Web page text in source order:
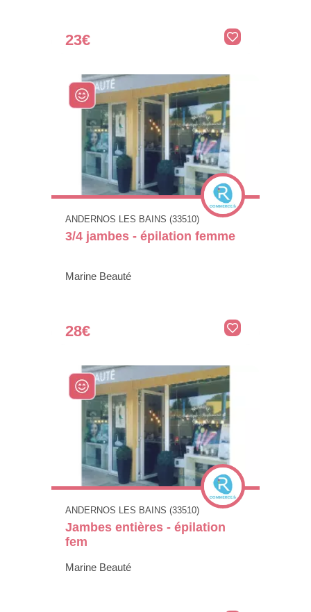
23€
ANDERNOS LES BAINS (33510)
3/4 jambes - épilation femme
Marine Beauté
28€
ANDERNOS LES BAINS (33510)
Jambes entières - épilation
fem
Marine Beauté